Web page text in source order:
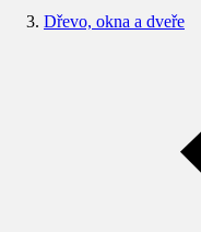
Dřevo, okna a dveře